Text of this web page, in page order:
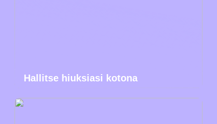
Hallitse hiuksiasi kotona